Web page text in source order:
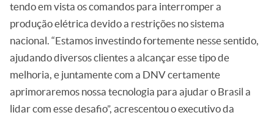
tendo em vista os comandos para interromper a
produção elétrica devido a restrições no sistema
nacional. “Estamos investindo fortemente nesse sentido,
ajudando diversos clientes a alcançar esse tipo de
melhoria, e juntamente com a DNV certamente
aprimoraremos nossa tecnologia para ajudar o Brasil a
lidar com esse desafio”, acrescentou o executivo da